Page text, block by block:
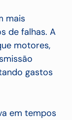
mais
de falhas. A
motores,
gastos
em tempos